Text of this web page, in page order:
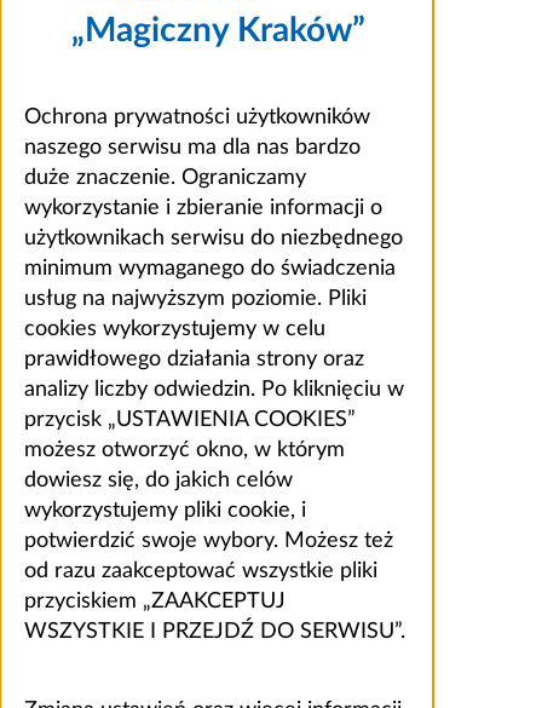
„Magiczny Kraków”
Ochrona prywatności użytkowników
naszego serwisu ma dla nas bardzo
duże znaczenie. Ograniczamy
wykorzystanie i zbieranie informacji o
użytkownikach serwisu do niezbędnego
minimum wymaganego do świadczenia
usług na najwyższym poziomie. Pliki
cookies wykorzystujemy w celu
prawidłowego działania strony oraz
analizy liczby odwiedzin. Po kliknięciu w
przycisk „USTAWIENIA COOKIES”
możesz otworzyć okno, w którym
dowiesz się, do jakich celów
wykorzystujemy pliki cookie, i
potwierdzić swoje wybory. Możesz też
od razu zaakceptować wszystkie pliki
przyciskiem „ZAAKCEPTUJ
WSZYSTKIE I PRZEJDŹ DO SERWISU”.